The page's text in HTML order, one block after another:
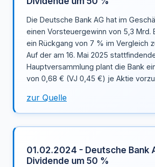
Die Deutsche Bank AG hat im
einen Vorsteuergewinn von 5,3 Mrd.
ein Rückgang von 7 % im Vergleich
Auf der am 16. Mai 2025
Hauptversammlung plant die Bank
von 0,68 € (VJ 0,45 €) je Aktie
zur Quelle
01.02.2024 - Deutsche Bank
Dividende um 50 %